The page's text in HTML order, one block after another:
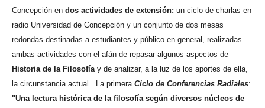
Concepción en dos actividades de extensión: un ciclo de charlas en
radio Universidad de Concepción y un conjunto de dos mesas
redondas destinadas a estudiantes y público en general, realizadas
ambas actividades con el afán de repasar algunos aspectos de
Historia de la Filosofíay de analizar, a la luz de los aportes de ella,
la circunstancia actual. La primera Ciclo de Conferencias Radiales:
"Una lectura histórica de la filosofía según diversos núcleos de